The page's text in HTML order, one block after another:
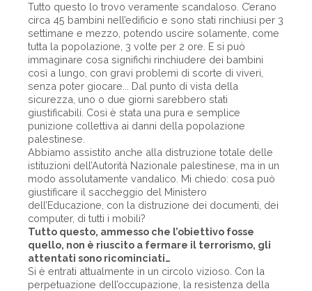
Tutto questo lo trovo veramente scandaloso. C’erano
circa 45 bambini nell’edificio e sono stati rinchiusi per 3
settimane e mezzo, potendo uscire solamente, come
tutta la popolazione, 3 volte per 2 ore. E si può
immaginare cosa significhi rinchiudere dei bambini
così a lungo, con gravi problemi di scorte di viveri,
senza poter giocare... Dal punto di vista della
sicurezza, uno o due giorni sarebbero stati
giustificabili. Così è stata una pura e semplice
punizione collettiva ai danni della popolazione
palestinese.
Abbiamo assistito anche alla distruzione totale delle
istituzioni dell’Autorità Nazionale palestinese, ma in un
modo assolutamente vandalico. Mi chiedo: cosa può
giustificare il saccheggio del Ministero
dell’Educazione, con la distruzione dei documenti, dei
computer, di tutti i mobili?
Tutto questo, ammesso che l’obiettivo fosse
quello, non è riuscito a fermare il terrorismo, gli
attentati sono ricominciati…
Si è entrati attualmente in un circolo vizioso. Con la
perpetuazione dell’occupazione, la resistenza della